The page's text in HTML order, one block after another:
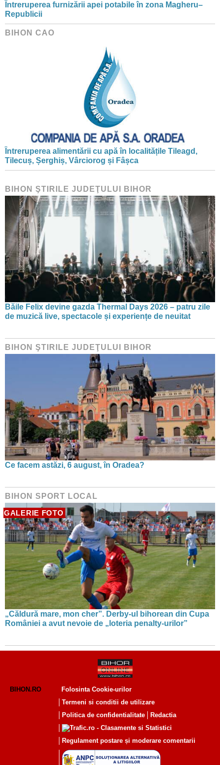
Întreruperea furnizării apei potabile în zona Magheru–
Republicii
BIHON CAO
Întreruperea alimentării cu apă în localitățile Tileagd,
Tilecuș, Șerghiș, Vârciorog și Fâșca
BIHON ŞTIRILE JUDEŢULUI BIHOR
Băile Felix devine gazda Thermal Days 2026 – patru zile
de muzică live, spectacole și experiențe de neuitat
BIHON ŞTIRILE JUDEŢULUI BIHOR
Ce facem astăzi, 6 august, în Oradea?
BIHON SPORT LOCAL
GALERIE FOTO
„Căldură mare, mon cher”. Derby-ul bihorean din Cupa
României a avut nevoie de „loteria penalty-urilor”
BIHON.RO
Folosinta Cookie-urilor
Termeni si conditii de utilizare
Politica de confidentialitate
Redactia
Regulament postare și moderare comentarii